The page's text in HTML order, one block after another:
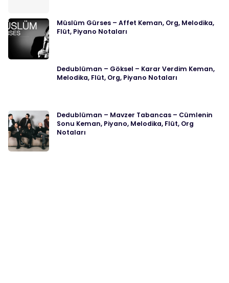
Müslüm Gürses – Affet Keman, Org, Melodika,
Flüt, Piyano Notaları
Dedublüman – Göksel – Karar Verdim Keman,
Melodika, Flüt, Org, Piyano Notaları
Dedublüman – Mavzer Tabancas – Cümlenin
Sonu Keman, Piyano, Melodika, Flüt, Org
Notaları